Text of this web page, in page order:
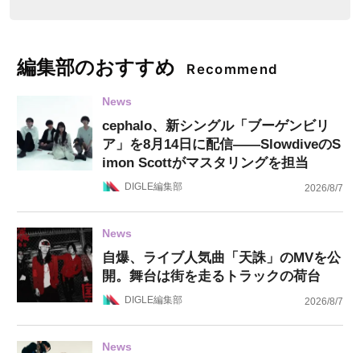
編集部のおすすめ Recommend
News
cephalo、新シングル「ブーゲンビリ
ア」を8月14日に配信——SlowdiveのS
imon Scottがマスタリングを担当
DIGLE編集部 2026/8/7
News
自爆、ライブ人気曲「天誅」のMVを公
開。舞台は街を走るトラックの荷台
DIGLE編集部 2026/8/7
News